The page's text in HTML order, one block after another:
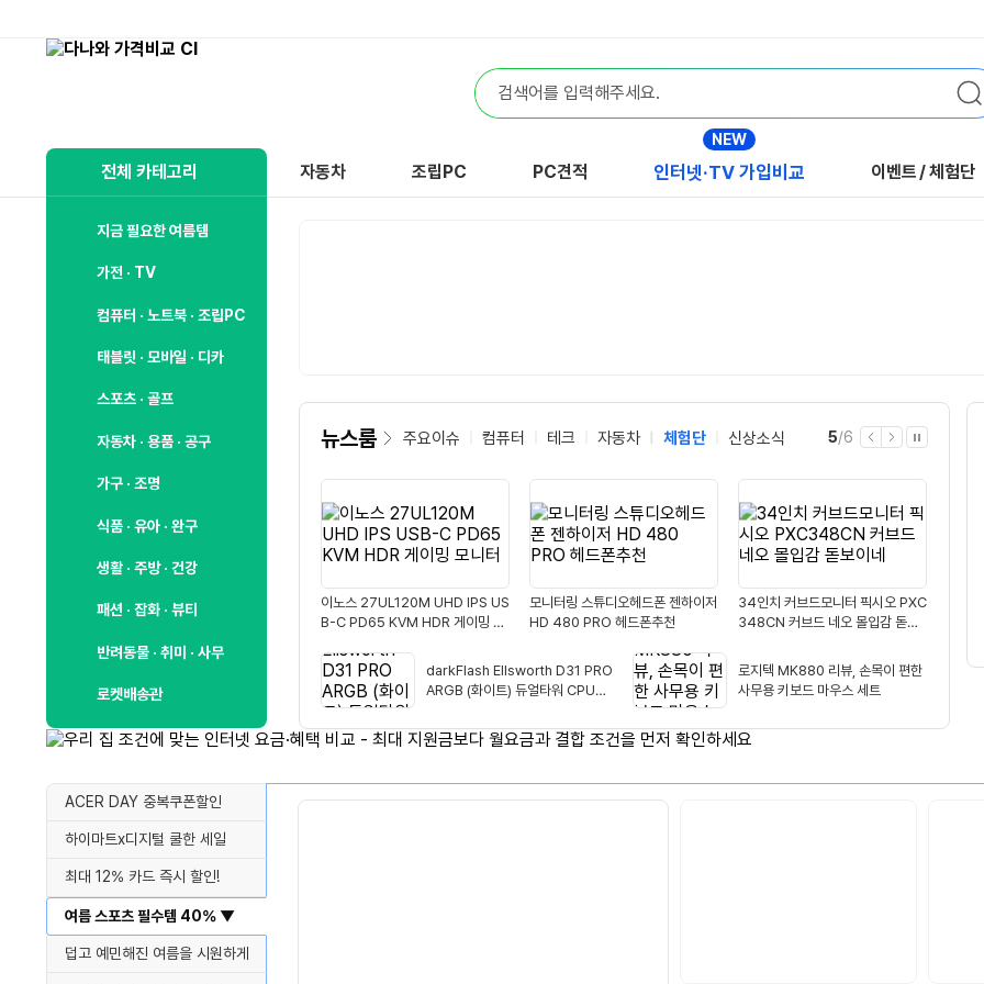
비
사
다
통
합
검
검
색
전체 카테고리
지금 필요한 여름템
가전 · TV
컴퓨터 · 노트북 · 조립PC
태블릿 · 모바일 · 디카
스포츠 · 골프
자동차 · 용품 · 공구
가구 · 조명
식품 · 유아 · 완구
생활 · 주방 · 건강
패션 · 잡화 · 뷰티
반려동물 · 취미 · 사무
로켓배송관
자동차 조립PC PC견적
NEW
인터넷·TV 가입비교 이벤트/체험단
뉴스룸 주요이슈 컴퓨터 테크 자동차 체험단 신상소식
이노스 27UL120M UHD IPS US
B-C PD65 KVM HDR 게이밍 모
모니터링 스튜디오헤드폰 젠하이저
HD 480 PRO 헤드폰추천
34인치 커브드모니터 픽시오 PXC
348CN 커브드 네오 몰입감 돋보
darkFlash Ellsworth D31 PRO
ARGB (화이트) 듀얼타워 CPU쿨
로지텍 MK880 리뷰, 손목이 편한
사무용 키보드 마우스 세트
현
5/전
6
이 다
자
재
적
ACER DAY 중복쿠폰할인
하이마트x디지털 쿨한 세일
최대 12% 카드 즉시 할인!
여름 스포츠 필수템 40% ▼
덥고 예민해진 여름을 시원하게